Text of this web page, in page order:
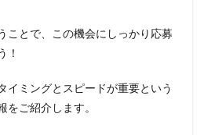
ことで、この機会にしっかり応募
！
イミングとスピードが重要という
をご紹介します。